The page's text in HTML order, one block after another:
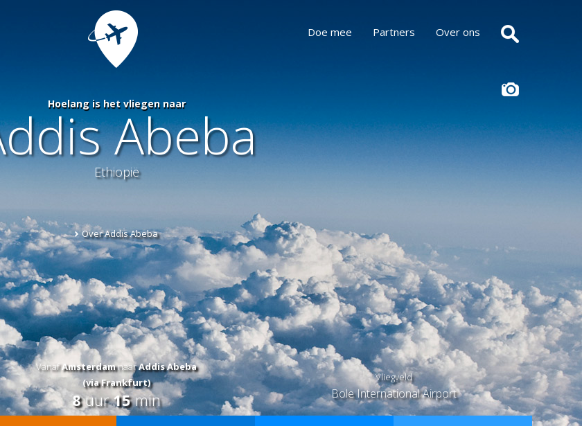
Doe mee Partners Over ons
Hoelang is het vliegen naar
Abeba
Ethiopië
Over Addis Abeba
VanafAmsterdamnaarAddis Abeba
(via Frankfurt)
8uur15min
Vliegveld
Bole International Airport